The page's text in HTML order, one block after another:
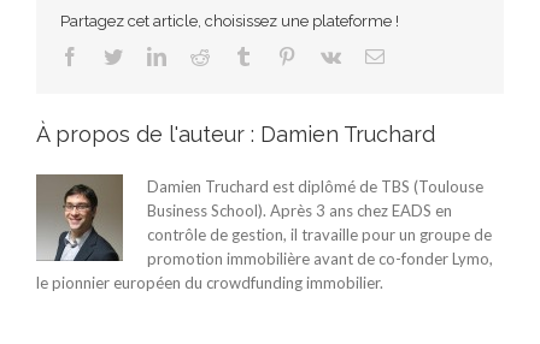
Partagez cet article, choisissez une plateforme !
Facebook
TwitterLinkedInReddit Tumblr Pinterest
Vk Email
À propos de l'auteur : Damien Truchard
Damien Truchard est diplômé de TBS (Toulouse
Business School). Après 3 ans chez EADS en
contrôle de gestion, il travaille pour un groupe de
promotion immobilière avant de co-fonder Lymo,
le pionnier européen du crowdfunding immobilier.